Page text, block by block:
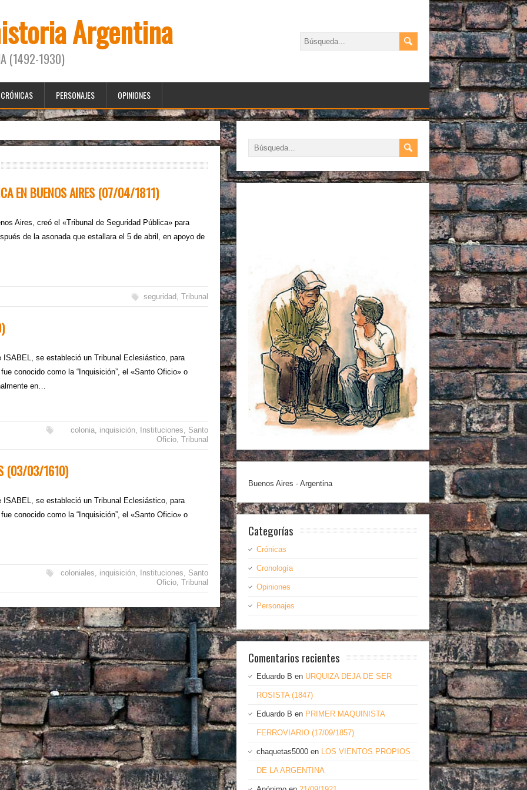
Argentina
(1492-1930)
CRÓNICAS PERSONAJES OPINIONES
EN BUENOS AIRES (07/04/1811)
Aires, creó el «Tribunal de Seguridad Pública» para
de la asonada que estallara el 5 de abril, en apoyo de
seguridad, Tribunal
ISABEL, se estableció un Tribunal Eclesiástico, para
conocido como la “Inquisición”, el «Santo Oficio» o
en…
colonia, inquisición, Instituciones, Santo
Oficio, Tribunal
(03/03/1610)
ISABEL, se estableció un Tribunal Eclesiástico, para
conocido como la “Inquisición”, el «Santo Oficio» o
coloniales, inquisición, Instituciones, Santo
Oficio, Tribunal
Buenos Aires - Argentina
Categorías
Crónicas
Cronología
Opiniones
Personajes
Comentarios recientes
Eduardo B en URQUIZA DEJA DE SER
ROSISTA (1847)
Eduardo B en PRIMER MAQUINISTA
FERROVIARIO (17/09/1857)
chaquetas5000 en LOS VIENTOS PROPIOS
DE LA ARGENTINA